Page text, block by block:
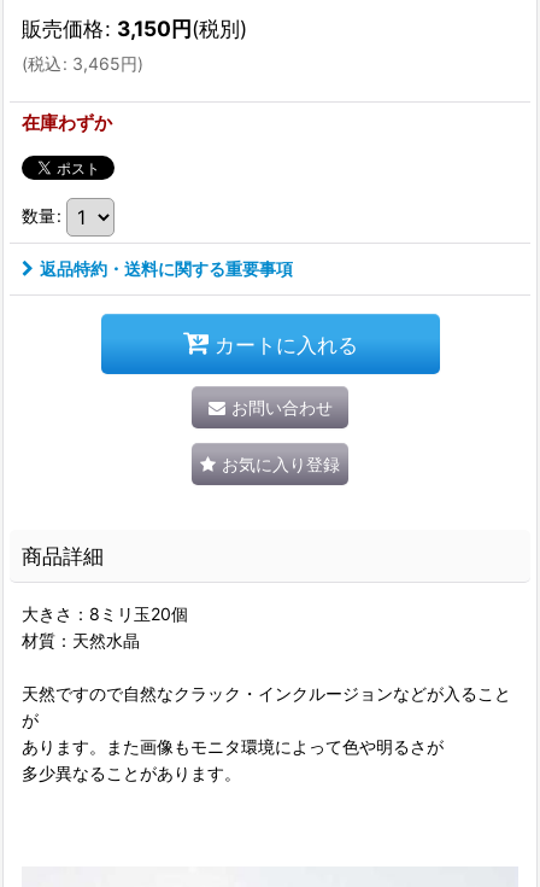
販売価格: 3,150円(税別)
(税込: 3,465円)
在庫わずか
数量:
返品特約・送料に関する重要事項
カートに入れる
お問い合わせ
お気に入り登録
商品詳細
大きさ：8ミリ玉20個
材質：天然水晶
天然ですので自然なクラック・インクルージョンなどが入ること
が
あります。また画像もモニタ環境によって色や明るさが
多少異なることがあります。